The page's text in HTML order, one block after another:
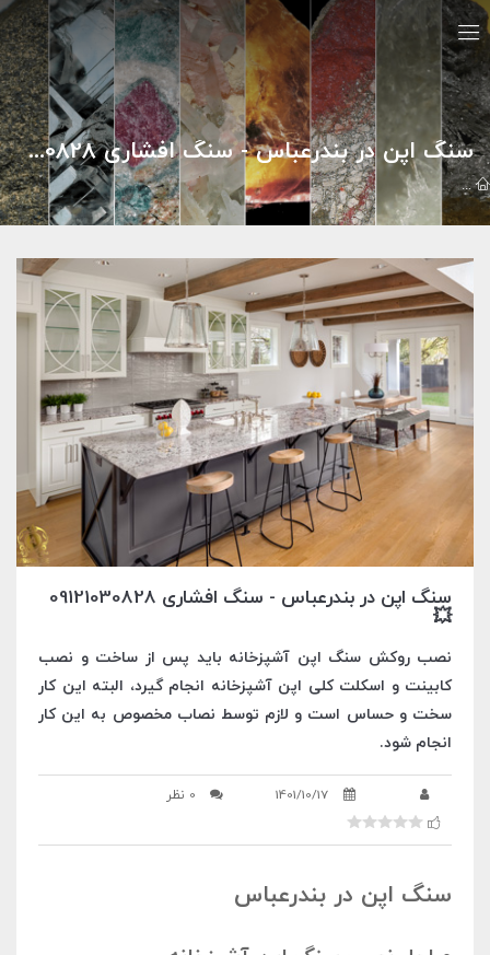
سنگ اپن در بندرعباس - سنگ افشاری 09121030828💥
مقالات سنگ هاي تزئيني سنگ اپن در بندرعباس - سنگ افشاری 09121030828💥
سنگ اپن در بندرعباس - سنگ افشاری 09121030828
💥
نصب روکش سنگ اپن آشپزخانه باید پس از ساخت و نصب
کابینت و اسکلت کلی اپن آشپزخانه انجام گیرد، البته این کار
سخت و حساس است و لازم توسط نصاب مخصوص به این کار
انجام شود.
1401/10/17 0 نظر
سنگ اپن در بندرعباس